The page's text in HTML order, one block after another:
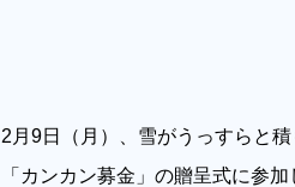
2月9日（月）、雪がうっすらと
「カンカン募金」の贈呈式に参加